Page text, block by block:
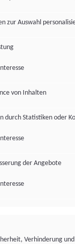
zur Auswahl
von Inhalten
durch Statistiken oder
der Angebote
Verhinderung